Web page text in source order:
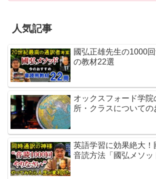
人気記事
國弘正雄先生の1000
の教材22選
オックスフォード学
所・クラスについての
英語学習に効果絶大
音読方法「國弘メソッ